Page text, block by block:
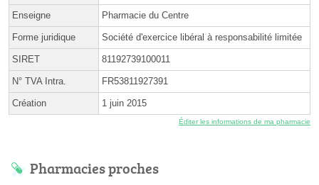
Enseigne Pharmacie du Centre
Forme juridique Société d'exercice libéral à responsabilité limitée
SIRET 81192739100011
N° TVA Intra. FR53811927391
Création 1 juin 2015
Éditer les informations de ma pharmacie
Pharmacies proches